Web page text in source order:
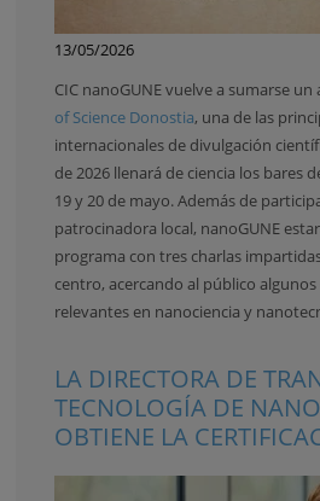
13/05/2026
CIC nanoGUNE vuelve a sumarse
of Science Donostia, una de las
internacionales de divulgación
de 2026 llenará de ciencia los bares
19 y 20 de mayo. Además de
patrocinadora local, nanoGUNE
programa con tres charlas
centro, acercando al público
relevantes en nanociencia y
LA DIRECTORA DE
TECNOLOGÍA DE
OBTIENE LA